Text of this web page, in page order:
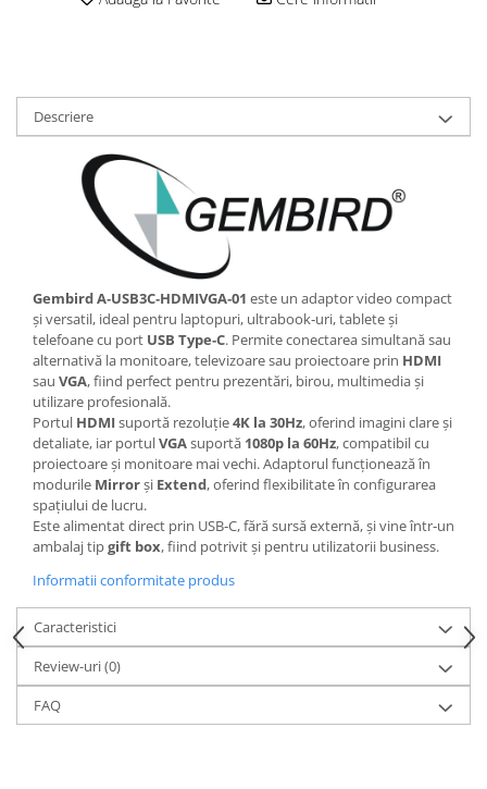
Plottere & Scannere
TV, Audio-Video & Multimedia
Monitoare
Monitoare Gaming & Consumer
Monitoare Business
Accesorii Căști & Microfoane
Cabluri & Adaptoare Audio-Video
Suporturi - altele
Suporturi TV Birou
Suporturi TV Perete
Boxe
Boxe PC & Soundbar
Boxe Wireless & Portabile
Camere Foto & Sisteme Optice
Webcam
Caști & Microfoane
Caști Business
Căști Gaming & Consumer
Microfoane & Reportofoane
Display & signage
Ecrane Digital Signage
Ecrane Touchscreen Digital Signage
Descriere
Gembird A‑USB3C‑HDMIVGA‑01 este un adaptor video compact
și versatil, ideal pentru laptopuri, ultrabook‑uri, tablete și
telefoane cu port USB Type‑C. Permite conectarea simultană sau
alternativă la monitoare, televizoare sau proiectoare prin HDMI
sau VGA, fiind perfect pentru prezentări, birou, multimedia și
utilizare profesională.
Portul HDMI suportă rezoluție4K la 30Hz, oferind imagini clare și
detaliate, iar portulVGAsuportă 1080p la 60Hz, compatibil cu
proiectoare și monitoare mai vechi. Adaptorul funcționează în
modurile Mirrorși Extend, oferind flexibilitate în configurarea
spațiului de lucru.
Este alimentat direct prin USB‑C, fără sursă externă, și vine într‑un
ambalaj tipgift box, fiind potrivit și pentru utilizatorii business.
Informatii conformitate produs
Caracteristici
Review-uri(0)
FAQ